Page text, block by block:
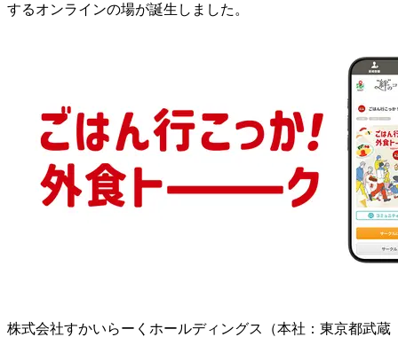
するオンラインの場が誕生しました。
株式会社すかいらーくホールディングス（本社：東京都武蔵